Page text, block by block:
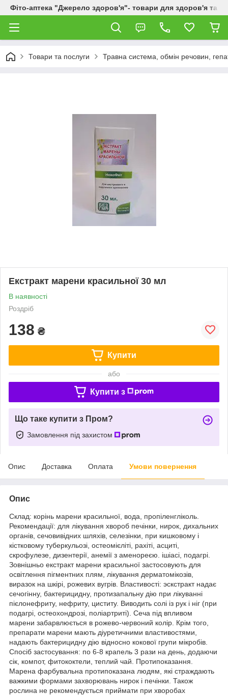
Фіто-аптека "Джерело здоров'я"- товари для здоров'я та
Товари та послуги Травна система, обмін речовин,
Екстракт марени красильної 30 мл
В наявності
Роздріб
138 ₴
Купити
або
Купити з
Що таке купити з Пром?
Замовлення під захистом
Опис Доставка Оплата Умови повернення
Опис
Склад: корінь марени красильної, вода, пропіленгліколь.
Рекомендації: для лікування хвороб печінки, нирок, дихальних
органів, сечовивідних шляхів, селезінки, при кишковому і
кістковому туберкульозі, остеомієліті, рахіті, асциті,
скрофулезе, дизентерії, анемії з аменореєю. ішіасі, подагрі.
Зовнішньо екстракт марени красильної застосовують для
освітлення пігментних плям, лікування дерматомікозів,
виразок на шкірі, рожевих вугрів. Властивості: эскстракт надає
сечогінну, бактерицидну, протизапальну дію при лікуванні
пієлонефриту, нефриту, циститу. Виводить солі із рук і ніг (при
подагрі, остеохондрозі, поліартриті). Сеча під впливом
марени забарвлюється в рожево-червоний колір. Крім того,
препарати марени мають діуретичними властивостями,
надають бактерицидну дію відносно кокової групи мікробів.
Спосіб застосування: по 6-8 крапель 3 рази на день, додаючи
сік, компот, фитококтели, теплий чай. Протипоказання.
Марена фарбувальна протипоказана людям, які страждають
важкими формами захворювань нирок і печінки. Також
рослина не рекомендується приймати при хворобах